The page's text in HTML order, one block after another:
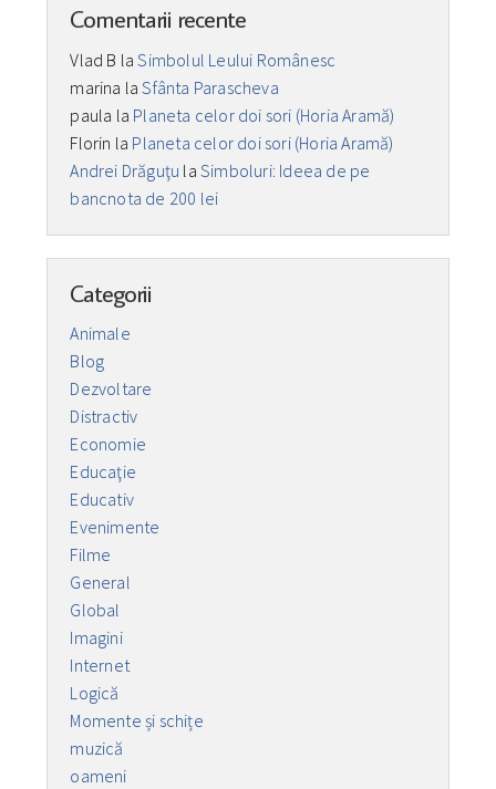
Comentarii recente
Vlad B laSimbolul Leului Românesc
marina laSfânta Parascheva
paula la Planeta celor doi sori (Horia Aramă)
Florin la Planeta celor doi sori (Horia Aramă)
Andrei Drăguţu laSimboluri: Ideea de pe
bancnota de 200 lei
Categorii
Animale
Blog
Dezvoltare
Distractiv
Economie
Educaţie
Educativ
Evenimente
Filme
General
Global
Imagini
Internet
Logică
Momente și schițe
muzică
oameni